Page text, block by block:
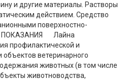
и другие материалы. Растворы
действием. Средство
поверхностно-
ПОКАЗАНИЯ Лайна
профилактической и
ветеринарного
животных (в том числе
животноводства,